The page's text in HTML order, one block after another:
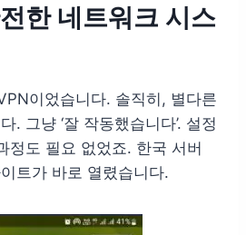
한 네트워크 시스
이었습니다. 솔직히, 별다른
. 그냥 ‘잘 작동했습니다’. 설정
정도 필요 없었죠. 한국 서버
트가 바로 열렸습니다.